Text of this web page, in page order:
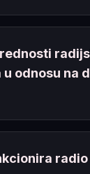
odnosu na
radio